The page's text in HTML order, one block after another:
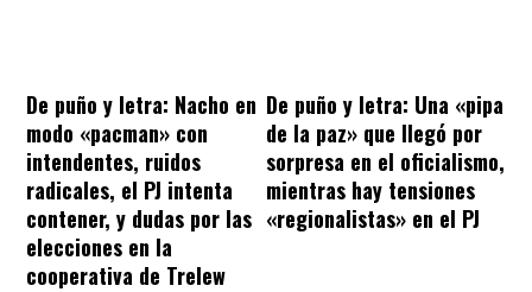
De puño y letra: Nacho en
modo «pacman» con
intendentes, ruidos
radicales, el PJ intenta
contener, y dudas por las
elecciones en la
cooperativa de Trelew
De puño y letra: Una «pipa
de la paz» que llegó por
sorpresa en el oficialismo,
mientras hay tensiones
«regionalistas» en el PJ